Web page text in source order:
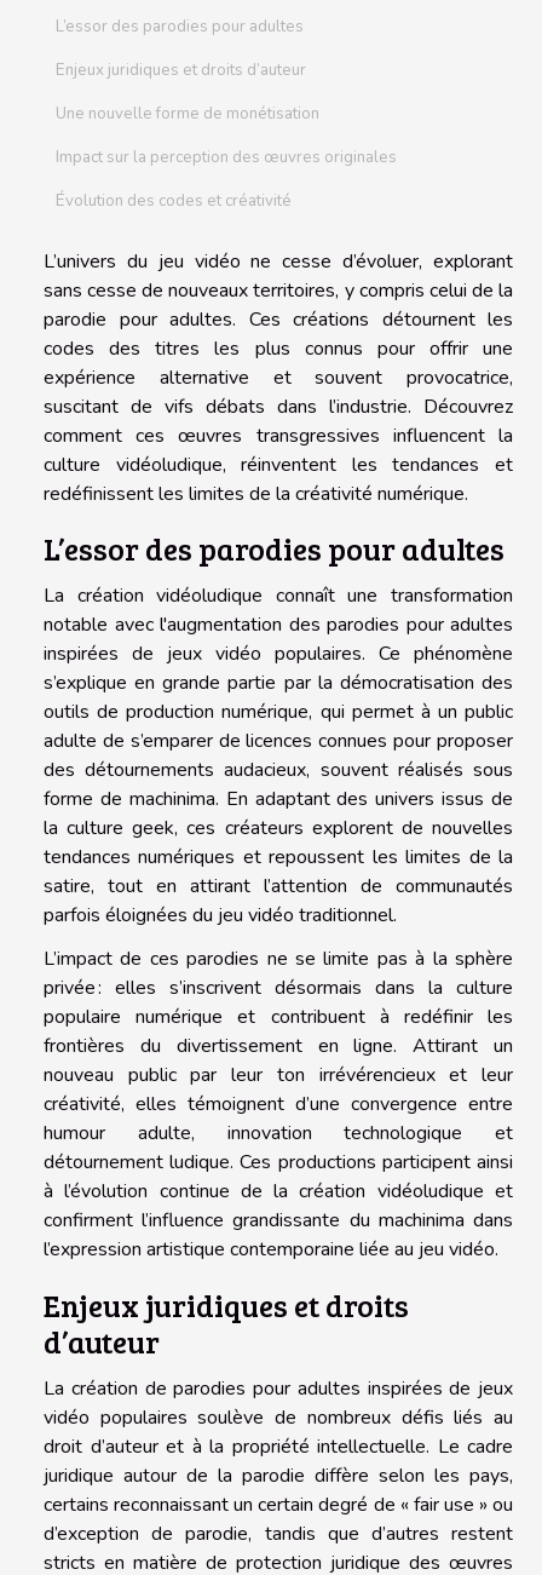
L’essor des parodies pour adultes
Enjeux juridiques et droits d’auteur
Une nouvelle forme de monétisation
Impact sur la perception des œuvres originales
Évolution des codes et créativité
L’univers du jeu vidéo ne cesse d’évoluer, explorant
sans cesse de nouveaux territoires, y compris celui de la
parodie pour adultes. Ces créations détournent les
codes des titres les plus connus pour offrir une
expérience alternative et souvent provocatrice,
suscitant de vifs débats dans l’industrie. Découvrez
comment ces œuvres transgressives influencent la
culture vidéoludique, réinventent les tendances et
redéfinissent les limites de la créativité numérique.
L’essor des parodies pour adultes
La création vidéoludique connaît une transformation
notable avec l'augmentation des parodies pour adultes
inspirées de jeux vidéo populaires. Ce phénomène
s’explique en grande partie par la démocratisation des
outils de production numérique, qui permet à un public
adulte de s’emparer de licences connues pour proposer
des détournements audacieux, souvent réalisés sous
forme de machinima. En adaptant des univers issus de
la culture geek, ces créateurs explorent de nouvelles
tendances numériques et repoussent les limites de la
satire, tout en attirant l’attention de communautés
parfois éloignées du jeu vidéo traditionnel.
L’impact de ces parodies ne se limite pas à la sphère
privée : elles s’inscrivent désormais dans la culture
populaire numérique et contribuent à redéfinir les
frontières du divertissement en ligne. Attirant un
nouveau public par leur ton irrévérencieux et leur
créativité, elles témoignent d’une convergence entre
humour adulte, innovation technologique et
détournement ludique. Ces productions participent ainsi
à l’évolution continue de la création vidéoludique et
confirment l’influence grandissante du machinima dans
l’expression artistique contemporaine liée au jeu vidéo.
Enjeux juridiques et droits
d’auteur
La création de parodies pour adultes inspirées de jeux
vidéo populaires soulève de nombreux défis liés au
droit d’auteur et à la propriété intellectuelle. Le cadre
juridique autour de la parodie diffère selon les pays,
certains reconnaissant un certain degré de « fair use » ou
d’exception de parodie, tandis que d’autres restent
stricts en matière de protection juridique des œuvres